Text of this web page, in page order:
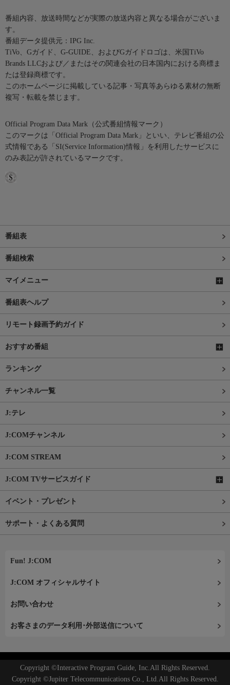
番組内容、放送時間などが実際の放送内容と異なる場合がございま
す。
番組データ提供元：IPG Inc.
TiVo、Gガイド、G-GUIDE、およびGガイドロゴは、米国TiVo
Brands LLCおよび／またはその関連会社の日本国内における商標ま
たは登録商標です。
このホームページに掲載している記事・写真等あらゆる素材の無断
複写・転載を禁じます。
Official Program Data Mark（公式番組情報マーク）
このマークは「Official Program Data Mark」といい、テレビ番組の公
式情報である「SI(Service Information)情報」を利用したサービスに
のみ表記が許されているマークです。
番組表
番組検索
マイメニュー
番組表ヘルプ
リモート録画予約ガイド
おすすめ番組
ランキング
チャンネル一覧
J:テレ
J:COMチャンネル
J:COM STREAM
J:COM TVサービスガイド
イベント・プレゼント
サポート・よくある質問
Fun! J:COM
J:COM オフィシャルサイト
お問い合わせ
お客さまのデータ利用･外部送信について
Copyright ©Interactive Program Guide, Inc.All Rights Reserved.
Copyright ©Jupiter Telecommunications Co., Ltd.All Rights Reserved.